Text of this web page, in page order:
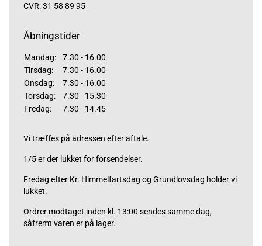
CVR: 31 58 89 95
Åbningstider
Mandag:
7.30 - 16.00
Tirsdag:
7.30 - 16.00
Onsdag:
7.30 - 16.00
Torsdag:
7.30 - 15.30
Fredag:
7.30 - 14.45
Vi træffes på adressen efter aftale.
1/5 er der lukket for forsendelser.
Fredag efter Kr. Himmelfartsdag og Grundlovsdag holder vi
lukket.
Ordrer modtaget inden kl. 13:00 sendes samme dag,
såfremt varen er på lager.